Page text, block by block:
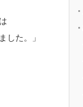
した。」